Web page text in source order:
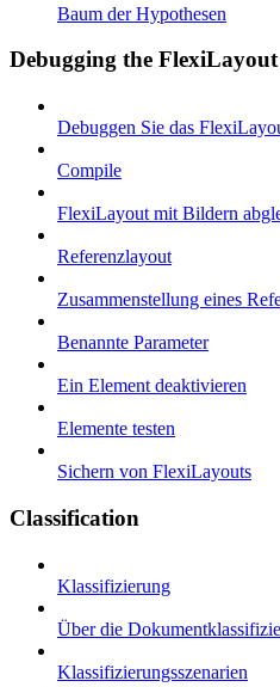
Baum der Hypothesen
Debugging the FlexiLayout
Debuggen Sie das
Compile
FlexiLayout mit Bildern
Referenzlayout
Zusammenstellung eines
Benannte Parameter
Ein Element deaktivieren
Elemente testen
Sichern von FlexiLayouts
Classification
Klassifizierung
Über die
Klassifizierungsszenarien